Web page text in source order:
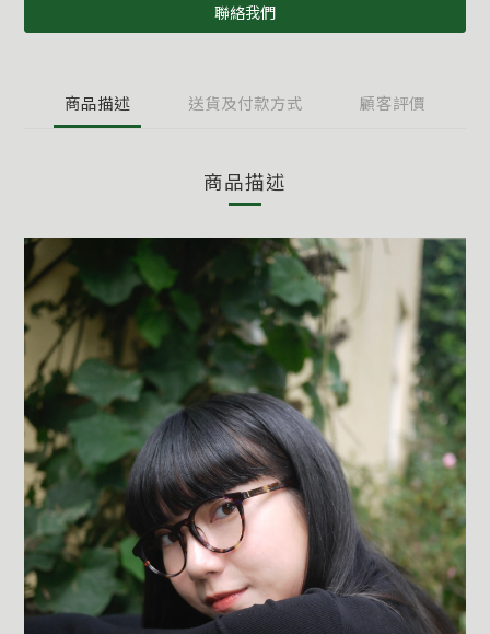
聯絡我們
商品描述 送貨及付款方式 顧客評價
商品描述